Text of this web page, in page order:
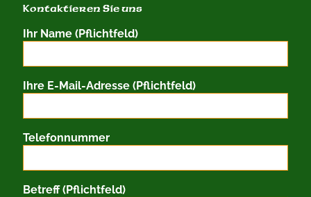
Kontaktieren Sie uns
Ihr Name (Pflichtfeld)
Ihre E-Mail-Adresse (Pflichtfeld)
Telefonnummer
Betreff (Pflichtfeld)